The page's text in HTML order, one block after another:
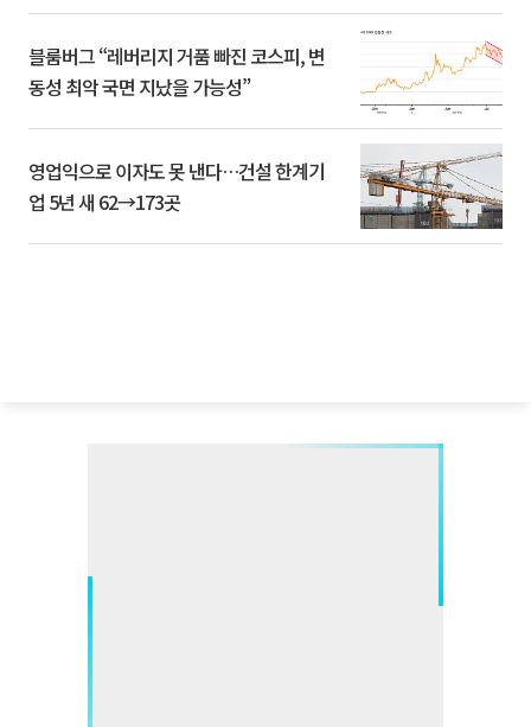
블룸버그 “레버리지 거품 빠진 코스피, 변
동성 최악 국면 지났을 가능성”
영업익으로 이자도 못 낸다…건설 한계기
업 5년 새 62→173곳